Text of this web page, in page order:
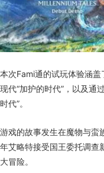
本次Fami通的试玩体验涵
现代“加护的时代”，以及通
时代”。
游戏的故事发生在魔物与蛮
年艾略特接受国王委托调查
大冒险。